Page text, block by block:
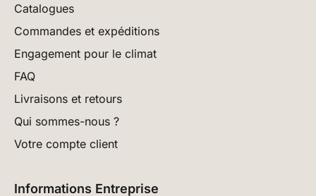
Catalogues
Commandes et expéditions
Engagement pour le climat
FAQ
Livraisons et retours
Qui sommes-nous ?
Votre compte client
Informations Entreprise